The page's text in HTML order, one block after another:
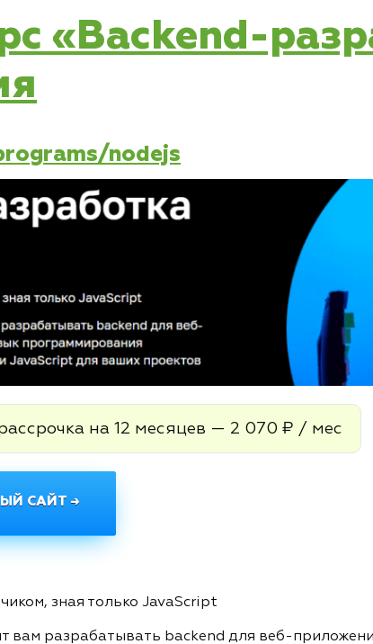
«Backend-
nodejs
на 12 месяцев — 2 070 ₽ / мес
САЙТ →
зная только JavaScript
вам разрабатывать backend для веб-